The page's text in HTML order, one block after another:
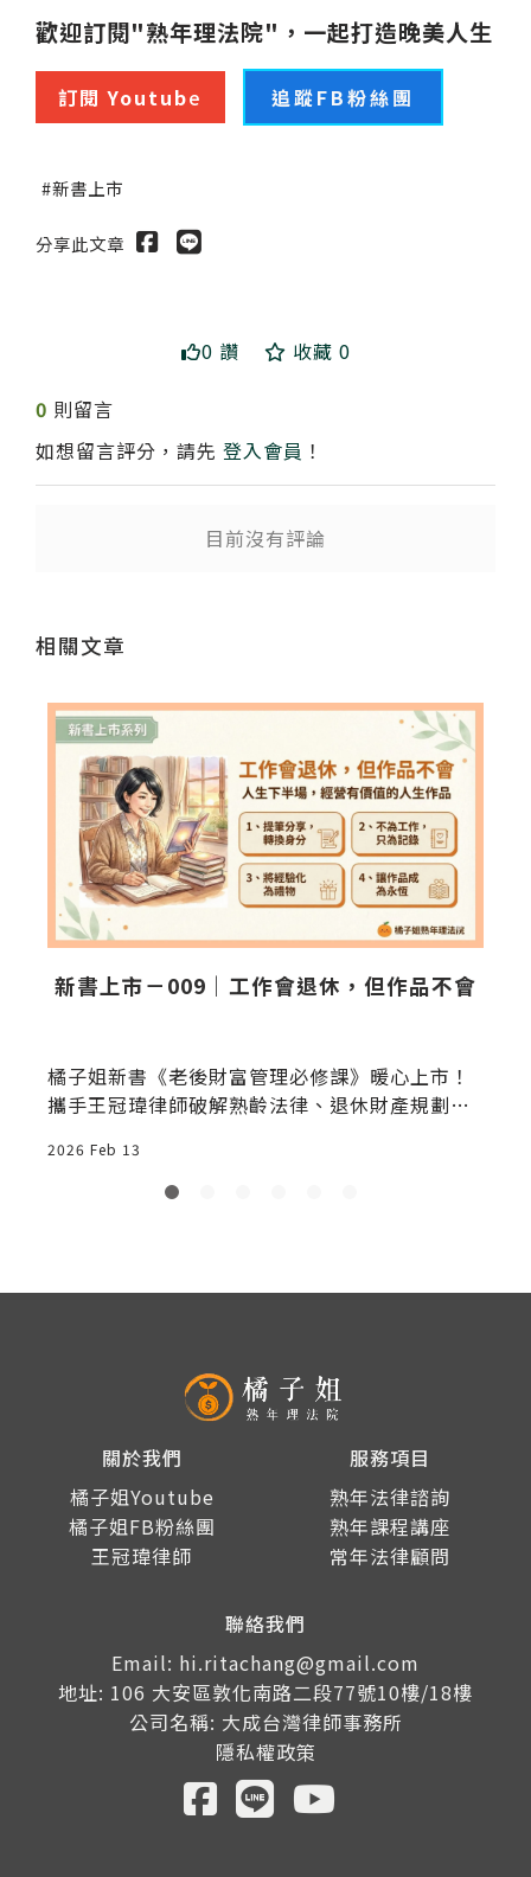
歡迎訂閱"熟年理法院"，一起打造晚美人生
訂閱 Youtube 追蹤FB粉絲團
新書上市
分享此文章
0 讚 收藏 0
0 則留言
如想留言評分，請先 登入會員 ！
目前沒有評論
相關文章
新書上市－009｜工作會退休，但作品不會
橘子姐新書《老後財富管理必修課》暖心上市！
攜手王冠瑋律師破解熟齡法律、退休財產規劃與
安心的晚美人生。
2026 Feb 13
關於我們
橘子姐Youtube
橘子姐FB粉絲團
王冠瑋律師
服務項目
熟年法律諮詢
熟年課程講座
常年法律顧問
聯絡我們
Email: hi.ritachang@gmail.com
地址: 106 大安區敦化南路二段77號10樓/18樓
公司名稱: 大成台灣律師事務所
隱私權政策